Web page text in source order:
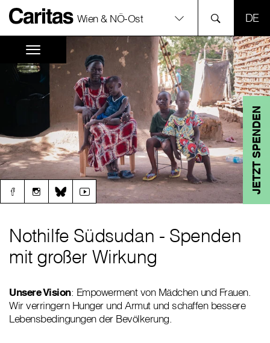
Wien & NÖ-Ost
JETZT SPENDEN
Nothilfe Südsudan - Spenden
mit großer Wirkung
Unsere Vision: Empowerment von Mädchen und Frauen.
Wir verringern Hunger und Armut und schaffen bessere
Lebensbedingungen der Bevölkerung.